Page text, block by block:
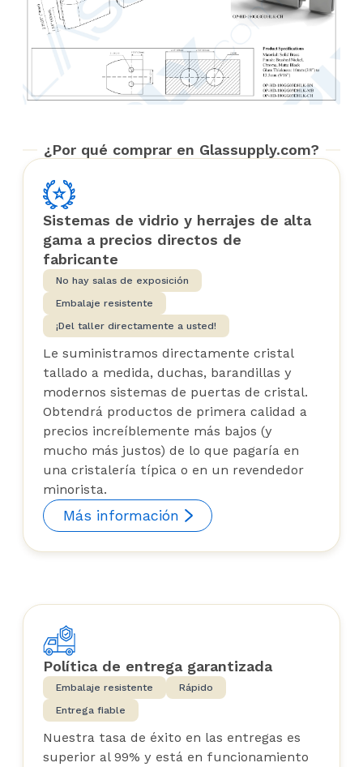
¿Por qué comprar en Glassupply.com?
Sistemas de vidrio y herrajes de alta
gama a precios directos de
fabricante
No hay salas de exposición
Embalaje resistente
¡Del taller directamente a usted!
Le suministramos directamente cristal
tallado a medida, duchas, barandillas y
modernos sistemas de puertas de cristal.
Obtendrá productos de primera calidad a
precios increíblemente más bajos (y
mucho más justos) de lo que pagaría en
una cristalería típica o en un revendedor
minorista.
Más información
Política de entrega garantizada
Embalaje resistente
Rápido
Entrega fiable
Nuestra tasa de éxito en las entregas es
superior al 99% y está en funcionamiento